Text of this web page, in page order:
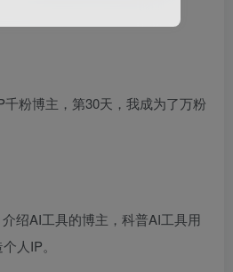
粉博主，第30天，我成为了万粉
绍AI工具的博主，科普AI工具用
人IP。